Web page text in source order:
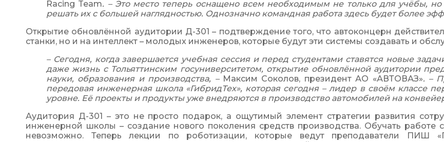
Racing Team. – Это место теперь оснащено всем необходимым не только для учёбы,
решать их с большей наглядностью. Однозначно командная работа здесь будет более
Открытие обновлённой аудитории Д-301 – подтверждение того, что автоконцерн
станки, но и на интеллект – молодых инженеров, которые будут эти системы создавать и
– Сегодня, когда завершается учебная сессия и перед студентами ставятся новые
даже жизнь с Тольяттинским госуниверситетом, открытие обновлённой аудитории
науки, образования и производства, – Максим Соколов, президент АО «АВТОВАЗ». –
передовая инженерная школа «ГибридТех», которая сегодня – лидер в своём классе
уровне. Её проекты и продукты уже внедряются в производство автомобилей на
Аудитория Д-301 – это не просто подарок, а ощутимый элемент стратегии развития
инженерной школы – создание нового поколения средств производства. Обучать
невозможно. Теперь лекции по роботизации, которые ведут преподаватели ПИШ